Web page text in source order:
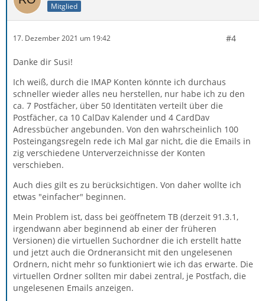
Mitglied
17. Dezember 2021 um 19:42 #4
Danke dir Susi!
Ich weiß, durch die IMAP Konten könnte ich durchaus
schneller wieder alles neu herstellen, nur habe ich zu den
ca. 7 Postfächer, über 50 Identitäten verteilt über die
Postfächer, ca 10 CalDav Kalender und 4 CardDav
Adressbücher angebunden. Von den wahrscheinlich 100
Posteingangsregeln rede ich Mal gar nicht, die die Emails in
zig verschiedene Unterverzeichnisse der Konten
verschieben.
Auch dies gilt es zu berücksichtigen. Von daher wollte ich
etwas "einfacher" beginnen.
Mein Problem ist, dass bei geöffnetem TB (derzeit 91.3.1,
irgendwann aber beginnend ab einer der früheren
Versionen) die virtuellen Suchordner die ich erstellt hatte
und jetzt auch die Ordneransicht mit den ungelesenen
Ordnern, nicht mehr so funktioniert wie ich das erwarte. Die
virtuellen Ordner sollten mir dabei zentral, je Postfach, die
ungelesenen Emails anzeigen.